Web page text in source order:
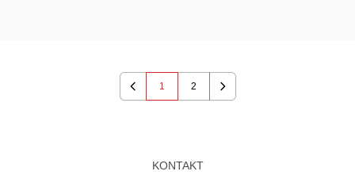
Previous
1 2
Next
KONTAKT